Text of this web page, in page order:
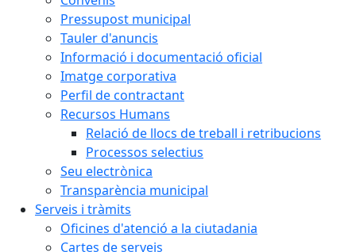
Pressupost municipal
Tauler d'anuncis
Informació i documentació oficial
Imatge corporativa
Perfil de contractant
Recursos Humans
Relació de llocs de treball i retribucions
Processos selectius
Seu electrònica
Transparència municipal
Serveis i tràmits
Oficines d'atenció a la ciutadania
Cartes de serveis